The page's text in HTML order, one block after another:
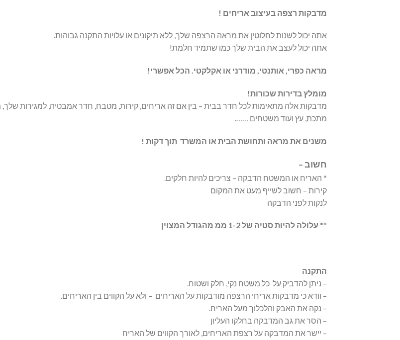
מדבקות רצפה בעיצוב אריחים !
אתה יכול לשנות לחלוטין את מראה הרצפה שלך, ללא תיקונים או עלויות התקנה גבוהות.
אתה יכול לעצב את הבית שלך כמו שתמיד חלמת!
מראה כפרי, אותנטי, מודרני או אקלקטי. הכל אפשרי!
מומלץ בדירות שכורות!
מדבקות אלה מתאימות לכל חדר בבית – בין אם זה אריחים, קירות, מטבח, חדר אמבטיה, למגירות
מתכת, עץ ועוד משטחים …….
משנים את מראה ותחושת הבית או המשרד תוך דקות !
חשוב –
* האריח או המשטח הדבקה – צריכים להיות חלקים.
קירות – חשוב לשייף מעט את המקום
לנקות לפני הדבקה
** עלולה להיות סטיה של 1-2 ממ מהגודל המצוין
התקנה
– ניתן להדביק על כל משטח נקי, חלק ושטוח.
– וודא כי מדבקות אריחי הרצפה מודבקות על האריחים – ולא על הקווים בין האריחים.
– נקה את האבק והלכלוך מעל האריח.
– הסר את גב המדבקה בחלקו העליון
– יישר את המדבקה על רצפת האריחים, לאורך הקווים של האריח